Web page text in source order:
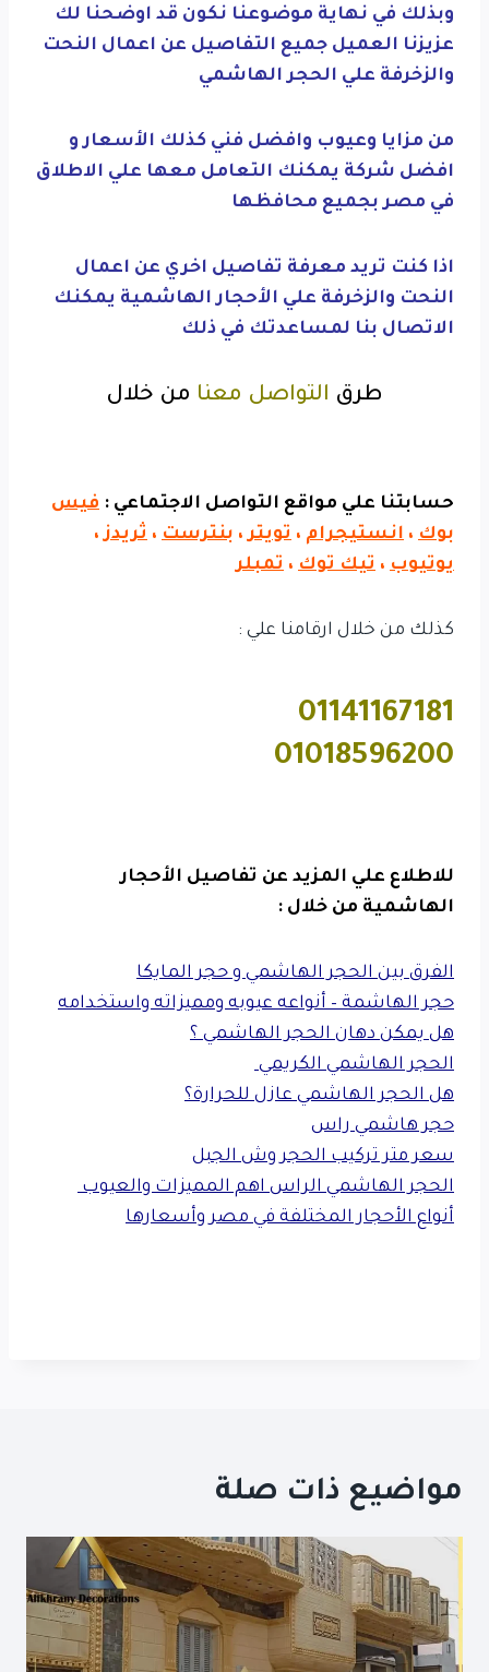
وبذلك في نهاية موضوعنا نكون قد اوضحنا لك
عزيزنا العميل جميع التفاصيل عن اعمال النحت
والزخرفة علي الحجر الهاشمي
من مزايا وعيوب وافضل فني كذلك الأسعار و
افضل شركة يمكنك التعامل معها علي الاطلاق
في مصر بجميع محافظها
اذا كنت تريد معرفة تفاصيل اخري عن اعمال
النحت والزخرفة علي الأحجار الهاشمية يمكنك
الاتصال بنا لمساعدتك في ذلك
طرق التواصل معنا من خلال
حسابتنا علي مواقع التواصل الاجتماعي : فيس
بوك ، انستيجرام ، تويتر، بنترست ، ثريدز،
يوتيوب ، تيك توك ، تمبلر
كذلك من خلال ارقامنا علي :
01141167181
01018596200
للاطلاع علي المزيد عن تفاصيل الأحجار
الهاشمية من خلال :
الفرق بين الحجر الهاشمي و حجر المايكا
حجر الهاشمة – أنواعه عيوبه ومميزاته واستخدامه
هل يمكن دهان الحجر الهاشمي ؟
الحجر الهاشمي الكريمي
هل الحجر الهاشمي عازل للحرارة؟
حجر هاشمي راس
سعر متر تركيب الحجر وش الجبل
الحجر الهاشمي الراس اهم المميزات والعيوب
أنواع الأحجار المختلفة في مصر وأسعارها
مواضيع ذات صلة